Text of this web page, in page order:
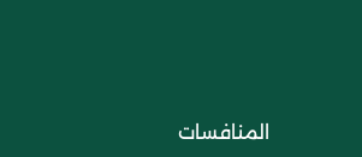
المنافسات